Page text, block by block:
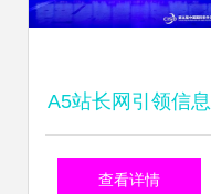
A5站长网引领信息
技术咨询服务新潮
查看详情